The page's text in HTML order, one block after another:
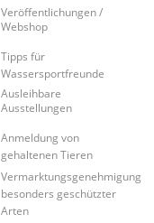
Veröffentlichungen /
Webshop
Tipps für
Wassersportfreunde
Ausleihbare
Ausstellungen
Anmeldung von
gehaltenen Tieren
Vermarktungsgenehmigung
besonders geschützter
Arten